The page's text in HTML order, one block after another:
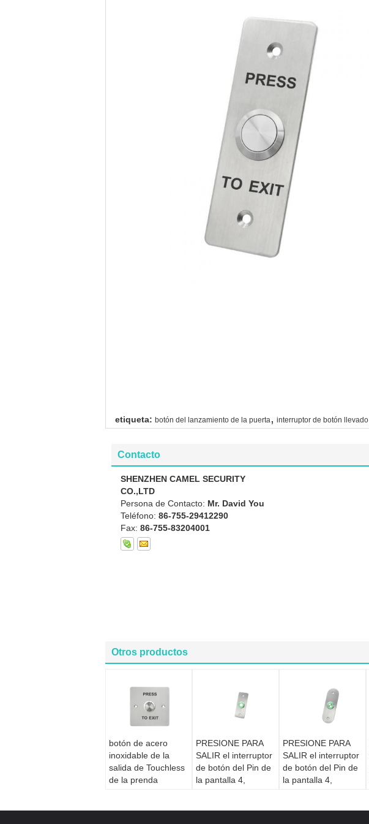
etiqueta: botón del lanzamiento de la puerta, interruptor de botón llevado
Contacto
SHENZHEN CAMEL SECURITY
CO.,LTD
Persona de Contacto: Mr. David You
Teléfono: 86-755-29412290
Fax: 86-755-83204001
Otros productos
botón de acero
inoxidable de la
salida de Touchless
de la prenda
PRESIONE PARA
SALIR el interruptor
de botón del Pin de
la pantalla 4,
PRESIONE PARA
SALIR el interruptor
de botón del Pin de
la pantalla 4,